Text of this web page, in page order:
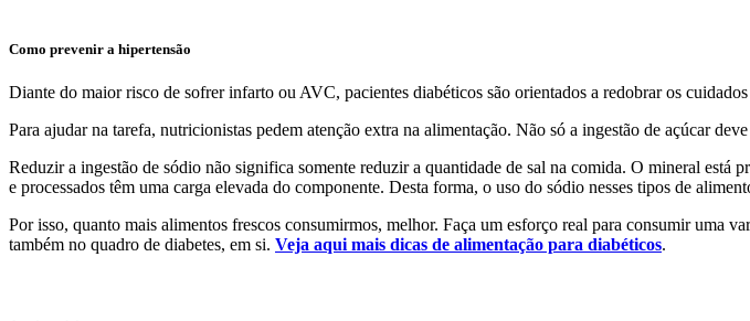
Como prevenir a hipertensão
Diante do maior risco de sofrer infarto ou AVC, pacientes diabéticos são orientados a redobrar os
Para ajudar na tarefa, nutricionistas pedem atenção extra na alimentação. Não só a ingestão de açúcar
Reduzir a ingestão de sódio não significa somente reduzir a quantidade de sal na comida. O mineral
e processados têm uma carga elevada do componente. Desta forma, o uso do sódio nesses tipos de
Por isso, quanto mais alimentos frescos consumirmos, melhor. Faça um esforço real para consumir uma
também no quadro de diabetes, em si. Veja aqui mais dicas de alimentação para diabéticos.